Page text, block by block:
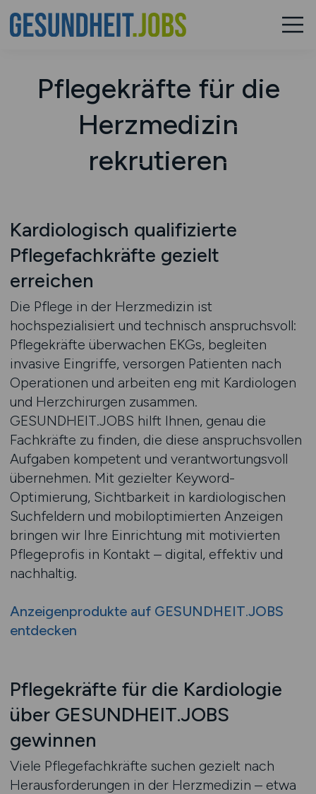
Pflegekräfte für die
Herzmedizin
rekrutieren
Kardiologisch qualifizierte
Pflegefachkräfte gezielt
erreichen
Die Pflege in der Herzmedizin ist
hochspezialisiert und technisch anspruchsvoll:
Pflegekräfte überwachen EKGs, begleiten
invasive Eingriffe, versorgen Patienten nach
Operationen und arbeiten eng mit Kardiologen
und Herzchirurgen zusammen.
GESUNDHEIT.JOBS hilft Ihnen, genau die
Fachkräfte zu finden, die diese anspruchsvollen
Aufgaben kompetent und verantwortungsvoll
übernehmen. Mit gezielter Keyword-
Optimierung, Sichtbarkeit in kardiologischen
Suchfeldern und mobiloptimierten Anzeigen
bringen wir Ihre Einrichtung mit motivierten
Pflegeprofis in Kontakt – digital, effektiv und
nachhaltig.
Anzeigenprodukte auf GESUNDHEIT.JOBS
entdecken
Pflegekräfte für die Kardiologie
über GESUNDHEIT.JOBS
gewinnen
Viele Pflegefachkräfte suchen gezielt nach
Herausforderungen in der Herzmedizin – etwa